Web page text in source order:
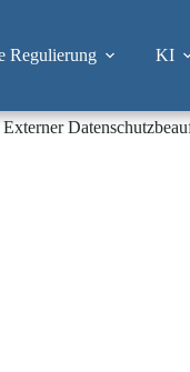
Regulierung KI
Externer